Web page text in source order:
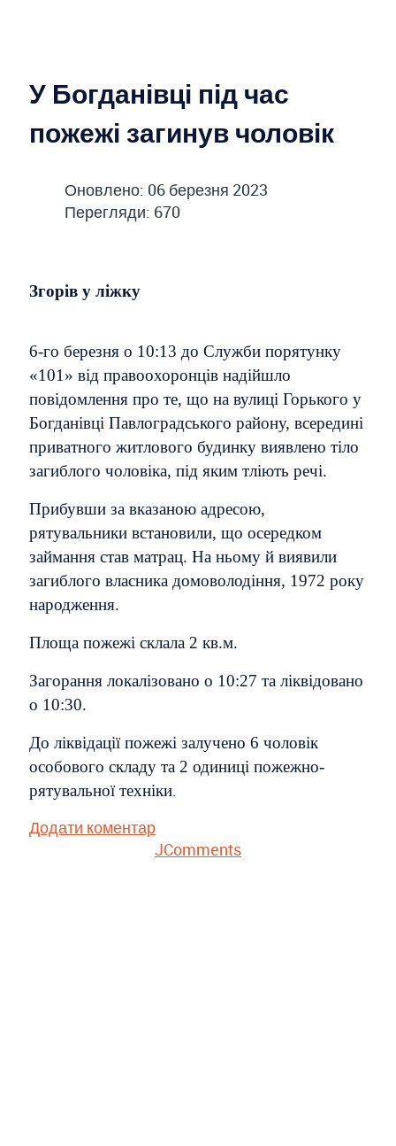
У Богданівці під час
пожежі загинув чоловік
Оновлено: 06 березня 2023
Перегляди: 670
Згорів у ліжку
6-го березня о 10:13 до Служби порятунку
«101» від правоохоронців надійшло
повідомлення про те, що на вулиці Горького у
Богданівці Павлоградського району, всередині
приватного житлового будинку виявлено тіло
загиблого чоловіка, під яким тліють речі.
Прибувши за вказаною адресою,
рятувальники встановили, що осередком
займання став матрац. На ньому й виявили
загиблого власника домоволодіння, 1972 року
народження.
Площа пожежі склала 2 кв.м.
Загорання локалізовано о 10:27 та ліквідовано
о 10:30.
До ліквідації пожежі залучено 6 чоловік
особового складу та 2 одиниці пожежно-
рятувальної техніки.
Додати коментар
JComments